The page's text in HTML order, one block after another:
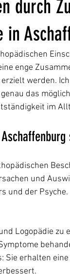
durch
enge
werden.
das
im
und
und der
Logopädie zu
Sie erhalten